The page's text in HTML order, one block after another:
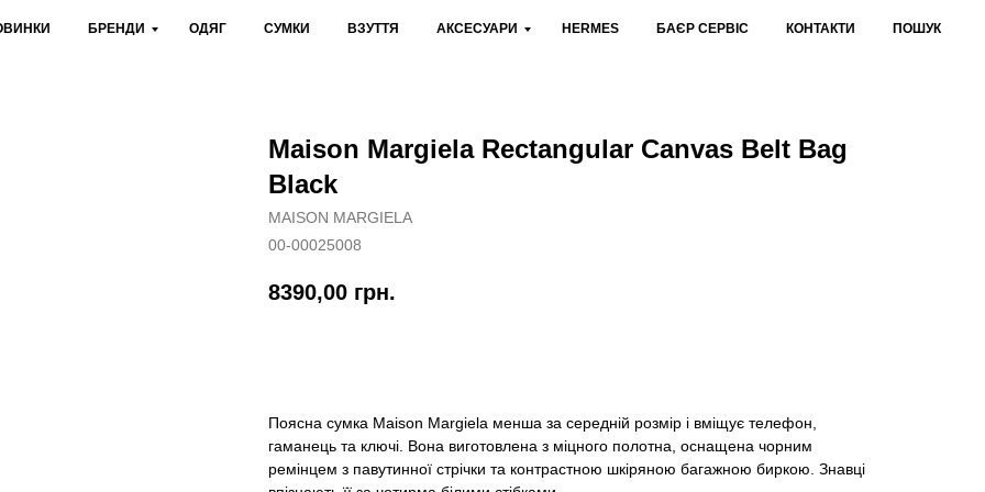
БРЕНДИ ОДЯГ СУМКИ ВЗУТТЯ АКСЕСУАРИ HERMES БАЄР СЕРВІС КОНТАКТИ ПОШУК
Maison Margiela Rectangular Canvas Belt Bag
Black
MAISON MARGIELA
00-00025008
8390,00 грн.
Поясна сумка Maison Margiela менша за середній розмір і вміщує телефон,
гаманець та ключі. Вона виготовлена з міцного полотна, оснащена чорним
ремінцем з павутинної стрічки та контрастною шкіряною багажною биркою. Знавці